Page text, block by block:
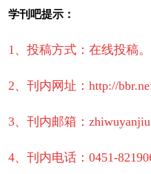
学刊吧提示：
1、投稿方式：在线投稿。
2、刊内网址：http://
3、刊内邮箱：
4、刊内电话：0451-